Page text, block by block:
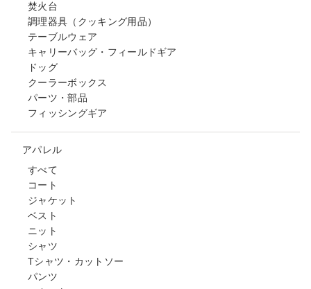
焚火台
調理器具（クッキング用品）
テーブルウェア
キャリーバッグ・フィールドギア
ドッグ
クーラーボックス
パーツ・部品
フィッシングギア
アパレル
すべて
コート
ジャケット
ベスト
ニット
シャツ
Tシャツ・カットソー
パンツ